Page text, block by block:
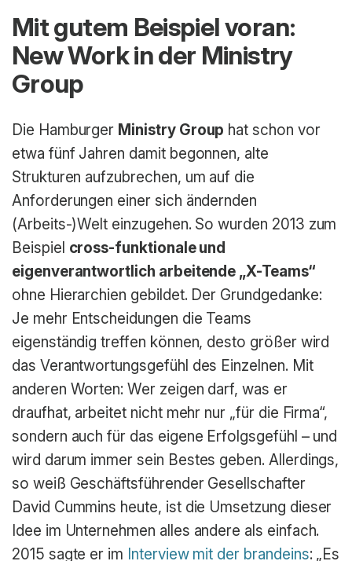
Mit gutem Beispiel voran:
New Work in der Ministry
Group
Die Hamburger Ministry Group hat schon vor
etwa fünf Jahren damit begonnen, alte
Strukturen aufzubrechen, um auf die
Anforderungen einer sich ändernden
(Arbeits-)Welt einzugehen. So wurden 2013 zum
Beispiel cross-funktionale und
eigenverantwortlich arbeitende „X-Teams“
ohne Hierarchien gebildet. Der Grundgedanke:
Je mehr Entscheidungen die Teams
eigenständig treffen können, desto größer wird
das Verantwortungsgefühl des Einzelnen. Mit
anderen Worten: Wer zeigen darf, was er
draufhat, arbeitet nicht mehr nur „für die Firma“,
sondern auch für das eigene Erfolgsgefühl – und
wird darum immer sein Bestes geben. Allerdings,
so weiß Geschäftsführender Gesellschafter
David Cummins heute, ist die Umsetzung dieser
Idee im Unternehmen alles andere als einfach.
2015 sagte er im Interview mit der brandeins: „Es